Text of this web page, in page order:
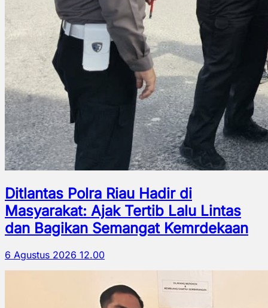
Ditlantas Polra Riau Hadir di
Masyarakat: Ajak Tertib Lalu Lintas
dan Bagikan Semangat Kemrdekaan
6 Agustus 2026 12.00